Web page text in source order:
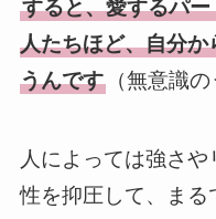
すると、愛するパ
人たちほど、自分
うんです（無意識の
人によっては強さ
性を抑圧して、まる